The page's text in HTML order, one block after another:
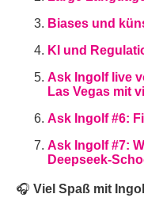
Biases und
KI und
Ask Ingolf live
Las Vegas mit
Ask Ingolf #6:
Ask Ingolf #7:
Deepseek-
🎧 Viel Spaß mit